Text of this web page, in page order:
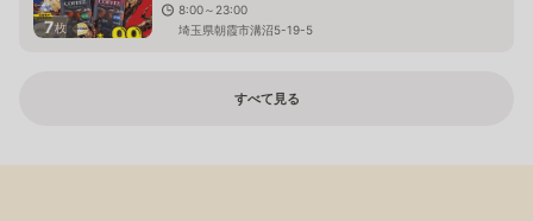
7枚
8:00～23:00
埼玉県朝霞市溝沼5-19-5
すべて見る